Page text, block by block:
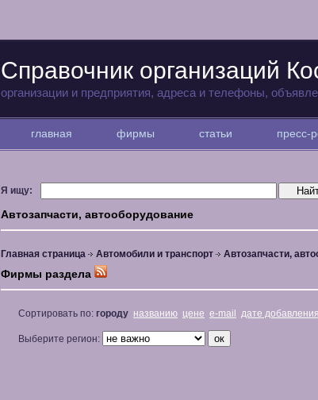
Справочник организаций
организации и предприятия, адреса и телефоны,
главная фирмы статьи пресс-
Я ищу:
Автозапчасти, автооборудование
Главная страница Автомобили и транспорт Автозапчасти,
Фирмы раздела
Сортировать по: городу названию цене e-mail дате добавления
Выберите регион: